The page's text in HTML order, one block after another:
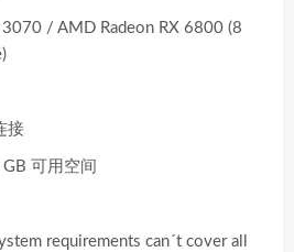
3070 / AMD Radeon RX 6800 (8
接
可用空间
requirements can´t cover all